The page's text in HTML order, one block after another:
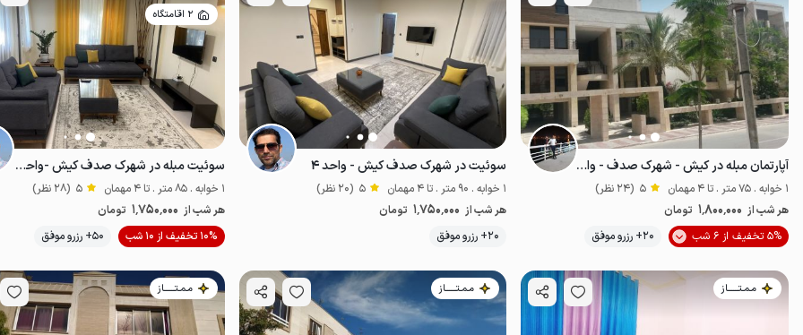
آپارتمان مبله در کیش - شهرک صدف - واحد ۱
1 خوابه . 75 متر . تا 4 مهمان 5 (24 نظر)
هر شب از 1٬800٬000 تومان
5% تخفیف از 6 شب
20+ رزرو موفق موقعیت در نقشه
سوئیت در شهرک صدف کیش - واحد ۴
1 خوابه . 90 متر . تا 4 مهمان 5 (20 نظر)
هر شب از 1٬750٬000 تومان
20+ رزرو موفق
موقعیت در نقشه
2 اقامتگاه
سوئیت مبله در شهرک صدف کیش -واحد۲ یا ۳
1 خوابه . 85 متر . تا 4 مهمان 5 (28 نظر)
هر شب از 1٬750٬000 تومان
10% تخفیف از 10 شب
50+ رزرو موفق
مـمـتــــــاز مـمـتــــــاز مـمـتــــــاز